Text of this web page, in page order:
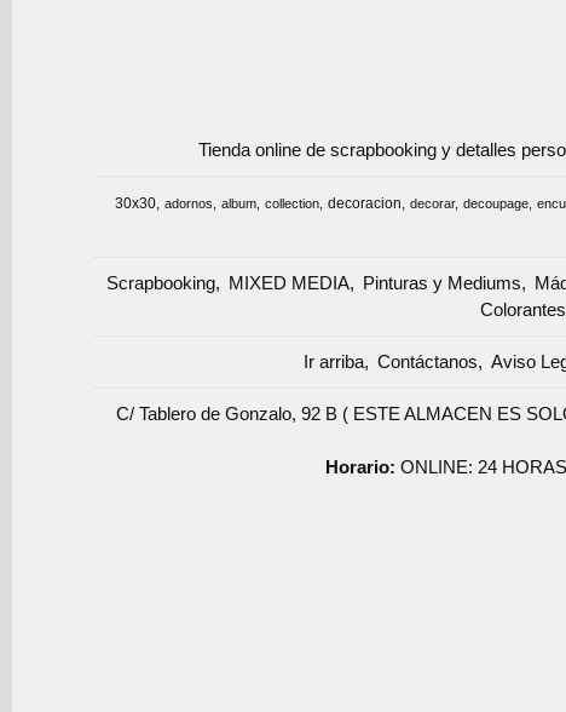
Tienda online de scrapbooking y detalles
30x30 adornos album collection decoracion decorar decoupage
Scrapbooking MIXED MEDIA Pinturas y Mediums
Colorantes
Ir arriba Contáctanos Aviso
C/ Tablero de Gonzalo, 92 B ( ESTE ALMACEN ES
Horario:ONLINE: 24